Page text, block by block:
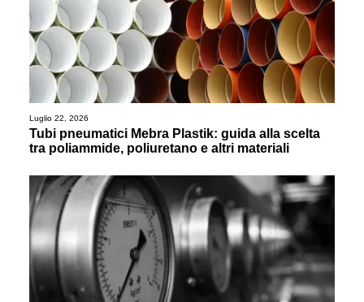
Luglio 22, 2026
Tubi pneumatici Mebra Plastik: guida alla scelta
tra poliammide, poliuretano e altri materiali